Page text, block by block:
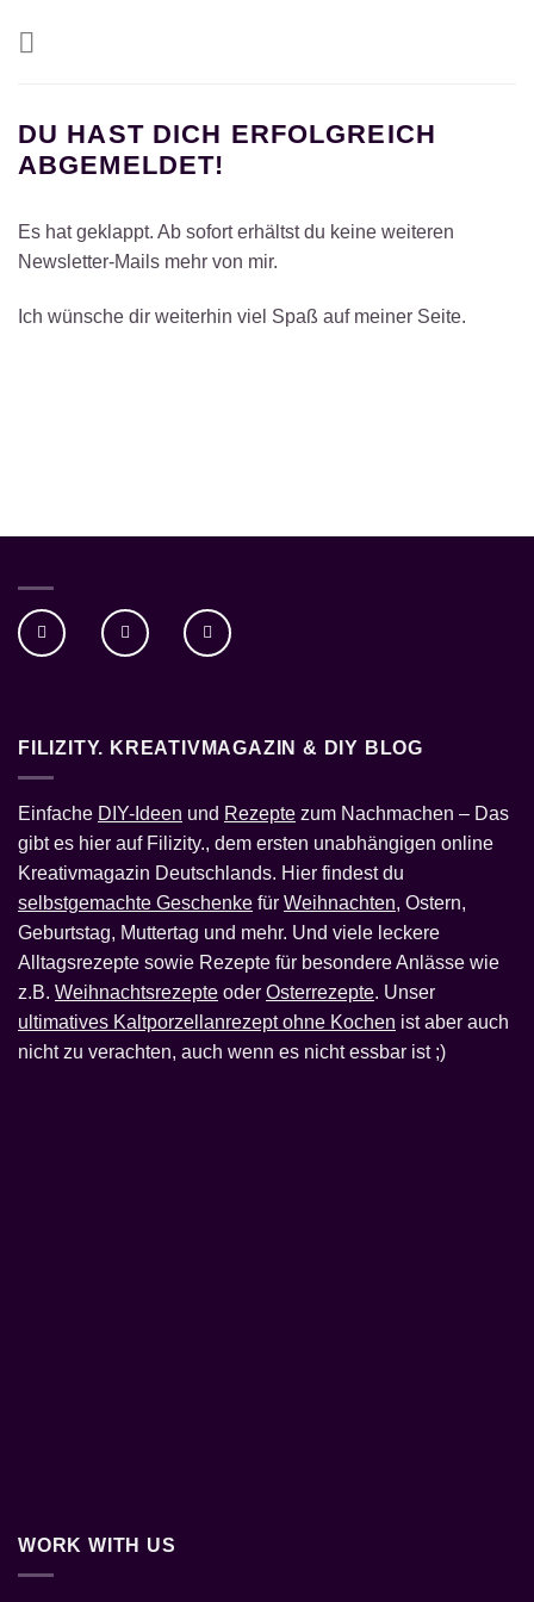
DU HAST DICH ERFOLGREICH
ABGEMELDET!
Es hat geklappt. Ab sofort erhältst du keine weiteren
Newsletter-Mails mehr von mir.
Ich wünsche dir weiterhin viel Spaß auf meiner Seite.
FILIZITY. KREATIVMAGAZIN & DIY BLOG
Einfache DIY-Ideen und Rezepte zum Nachmachen – Das
gibt es hier auf Filizity., dem ersten unabhängigen online
Kreativmagazin Deutschlands. Hier findest du
selbstgemachte Geschenke für Weihnachten, Ostern,
Geburtstag, Muttertag und mehr. Und viele leckere
Alltagsrezepte sowie Rezepte für besondere Anlässe wie
z.B. Weihnachtsrezepte oder Osterrezepte. Unser
ultimatives Kaltporzellanrezept ohne Kochen ist aber auch
nicht zu verachten, auch wenn es nicht essbar ist ;)
WORK WITH US